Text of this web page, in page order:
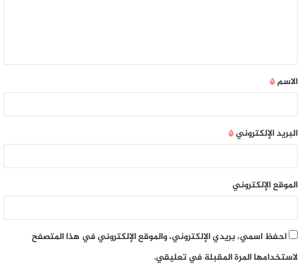
الاسم*
البريد الإلكتروني*
الموقع الإلكتروني
احفظ اسمي، بريدي الإلكتروني، والموقع الإلكتروني في هذا المتصفح
لاستخدامها المرة المقبلة في تعليقي.